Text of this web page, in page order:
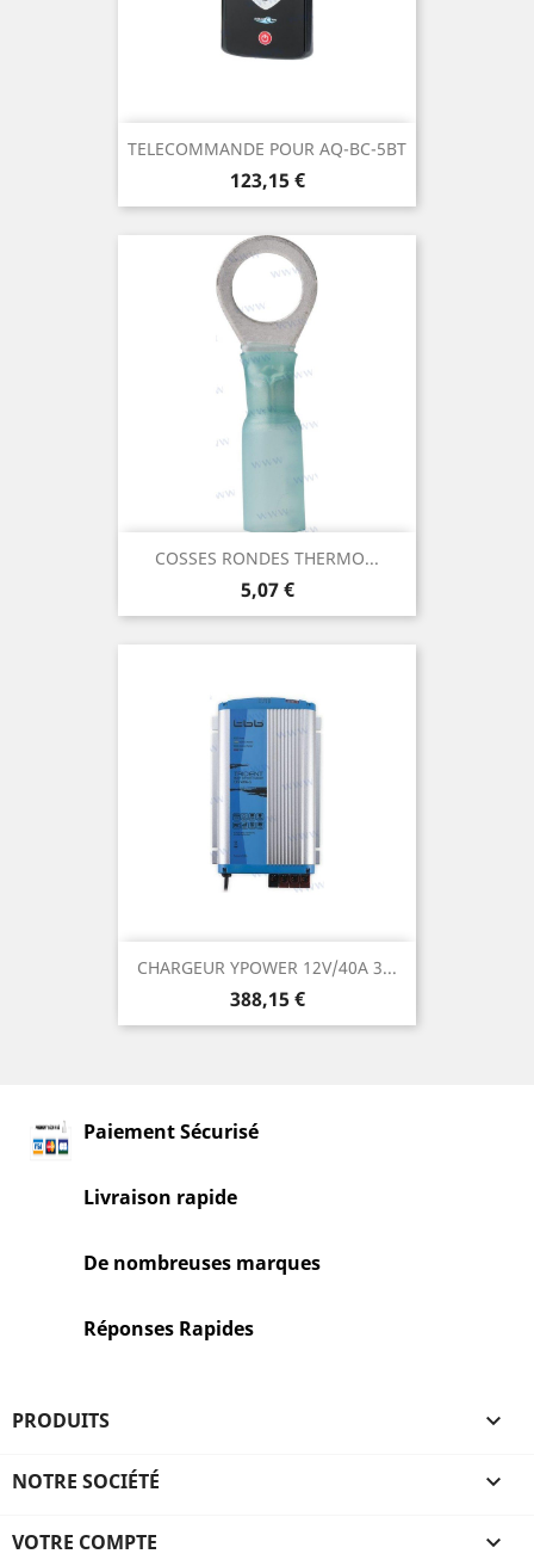
TELECOMMANDE POUR AQ-BC-5BT
Prix
123,15 €
COSSES RONDES THERMO...
Prix
5,07 €
CHARGEUR YPOWER 12V/40A 3...
Prix
388,15 €
Paiement Sécurisé
Livraison rapide
De nombreuses marques
Réponses Rapides
PRODUITS 
NOTRE SOCIÉTÉ 
VOTRE COMPTE 